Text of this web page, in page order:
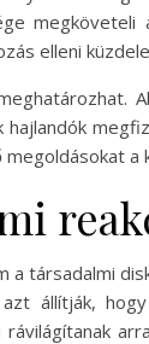
elleni
a
társadalmi
állítják,